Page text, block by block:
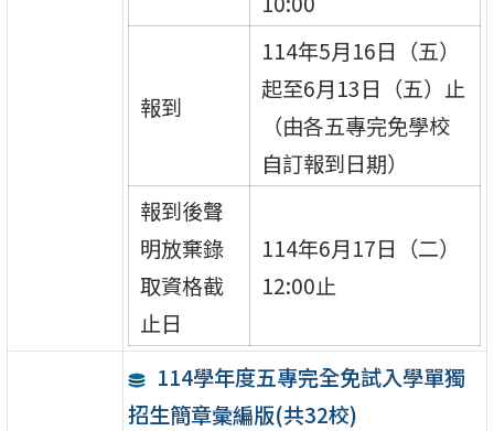
報到
114年5月16日（五）
起至6月13日（五）止
（由各五專完免學校
自訂報到日期）
報到後聲
明放棄錄
取資格截
止日
114年6月17日（二）
12:00止
114學年度五專完全免試入學單獨
招生簡章彙編版(共32校)